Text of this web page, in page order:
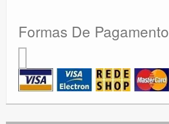
Formas De Pagamento